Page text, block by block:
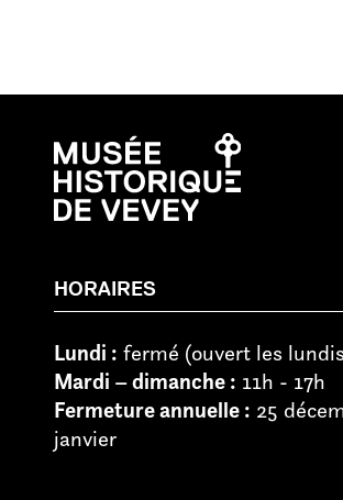
HORAIRES
Lundi : fermé (ouvert les
Mardi – dimanche : 11h - 17h
Fermeture annuelle : 25
janvier